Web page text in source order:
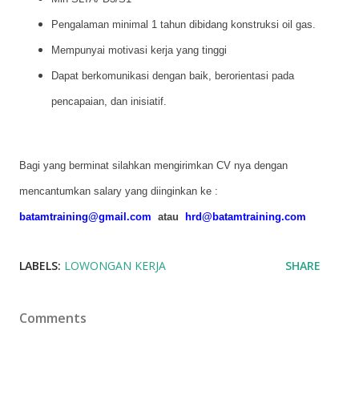
Pengalaman minimal 1 tahun dibidang konstruksi oil gas.
Mempunyai motivasi kerjayang tinggi
Dapat berkomunikasi dengan baik, berorientasi pada
pencapaian, dan inisiatif.
Bagi yang berminat silahkan mengirimkan CV nya dengan
mencantumkan salary yang diinginkan ke :
batamtraining@gmail.com atau hrd@batamtraining.com
LABELS: LOWONGAN KERJA SHARE
Comments